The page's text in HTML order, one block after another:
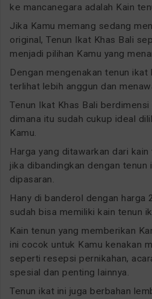
ke mancanegara adalah Kain
Jika Kamu memang sedang
original, Tenun Ikat Khas Bali
menjadi pilihan Kamu yang
Dengan mengenakan tenun ikat
terlihat lebih anggun dan
Tenun Ikat Khas Bali
dimana itu sudah cukup ideal
Kamu.
Harga yang ditawarkan dari
jika dibandingkan dengan tenun
dipasaran.
Hany di banderol dengan harga
sudah bisa memiliki kain tenun
Kain tenun yang memberikan
ini cocok untuk Kamu kenakan
seperti resepsi pernikahan,
spesial dan penting lainnya.
Tenun ikat ini juga berbahan